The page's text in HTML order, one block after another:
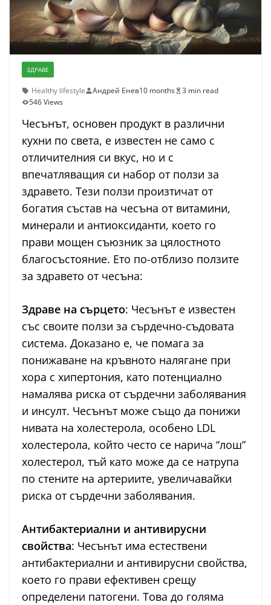
ЗДРАВЕ
Healthy lifestyle Андрей Енев10 months
3 min read
546 Views
Чесънът, основен продукт в различни
кухни по света, е известен не само с
отличителния си вкус, но и с
впечатляващия си набор от ползи за
здравето. Тези ползи произтичат от
богатия състав на чесъна от витамини,
минерали и антиоксиданти, което го
прави мощен съюзник за цялостното
благосъстояние. Ето по-отблизо ползите
за здравето от чесъна:
Здраве на сърцето: Чесънът е известен
със своите ползи за сърдечно-съдовата
система. Доказано е, че помага за
понижаване на кръвното налягане при
хора с хипертония, като потенциално
намалява риска от сърдечни заболявания
и инсулт. Чесънът може също да понижи
нивата на холестерола, особено LDL
холестерола, който често се нарича “лош”
холестерол, тъй като може да се натрупа
по стените на артериите, увеличавайки
риска от сърдечни заболявания.
Антибактериални и антивирусни
свойства: Чесънът има естествени
антибактериални и антивирусни свойства,
което го прави ефективен срещу
определени патогени. Това до голяма